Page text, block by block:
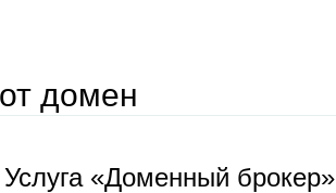
домен
Услуга «Доменный брокер»